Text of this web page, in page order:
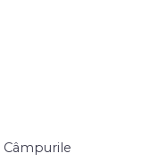
Câmpurile